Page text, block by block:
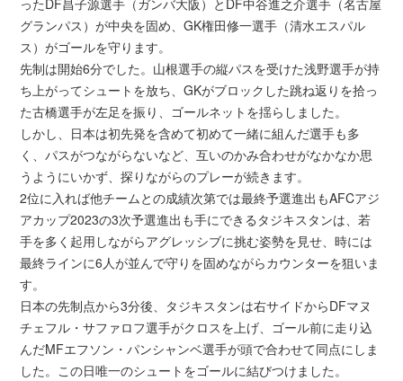
ったDF昌子源選手（ガンバ大阪）とDF中谷進之介選手（名古屋
グランパス）が中央を固め、GK権田修一選手（清水エスパル
ス）がゴールを守ります。
先制は開始6分でした。山根選手の縦パスを受けた浅野選手が持
ち上がってシュートを放ち、GKがブロックした跳ね返りを拾っ
た古橋選手が左足を振り、ゴールネットを揺らしました。
しかし、日本は初先発を含めて初めて一緒に組んだ選手も多
く、パスがつながらないなど、互いのかみ合わせがなかなか思
うようにいかず、探りながらのプレーが続きます。
2位に入れば他チームとの成績次第では最終予選進出もAFCアジ
アカップ2023の3次予選進出も手にできるタジキスタンは、若
手を多く起用しながらアグレッシブに挑む姿勢を見せ、時には
最終ラインに6人が並んで守りを固めながらカウンターを狙いま
す。
日本の先制点から3分後、タジキスタンは右サイドからDFマヌ
チェフル・サファロフ選手がクロスを上げ、ゴール前に走り込
んだMFエフソン・パンシャンベ選手が頭で合わせて同点にしま
した。この日唯一のシュートをゴールに結びつけました。